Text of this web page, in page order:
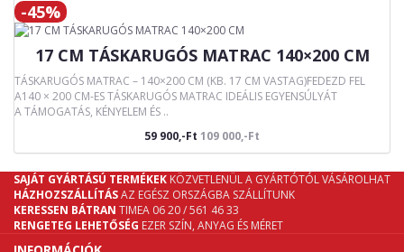
-45%
17 CM TÁSKARUGÓS MATRAC 140×200 CM
TÁSKARUGÓS MATRAC – 140×200 CM (KB. 17 CM VASTAG)FEDEZD FEL
A140 × 200 CM-ES TÁSKARUGÓS MATRAC IDEÁLIS EGYENSÚLYÁT
A TÁMOGATÁS, KÉNYELEM ÉS ..
59 900,-Ft 109 000,-Ft
SAJÁT GYÁRTÁSÚ TERMÉKEK KÖZVETLENÜL A GYÁRTÓTÓL VÁSÁROLHAT
HÁZHOZSZÁLLÍTÁSAZ EGÉSZ ORSZÁGBA SZÁLLÍTUNK
KERESSEN BÁTRAN TIMEA 06 20 / 561 46 33
RENGETEG LEHETŐSÉG EZER SZÍN, ANYAG ÉS MÉRET